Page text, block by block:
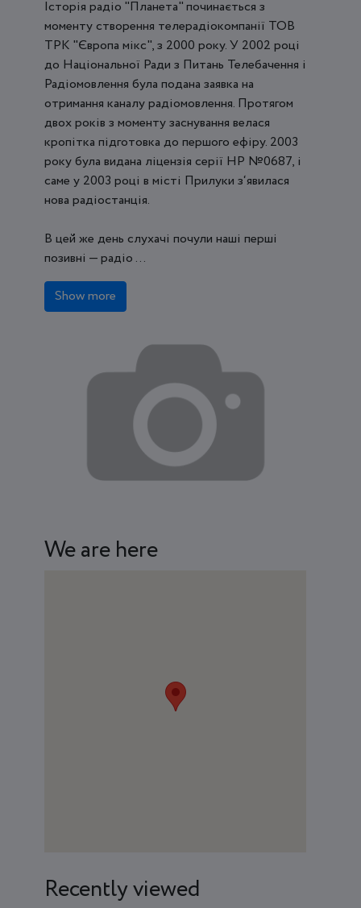
Історія радіо "Планета" починається з
моменту створення телерадіокомпанії ТОВ
ТРК "Європа мікс", з 2000 року. У 2002 році
до Національної Ради з Питань Телебачення і
Радіомовлення була подана заявка на
отримання каналу радіомовлення. Протягом
двох років з моменту заснування велася
кропітка підготовка до першого ефіру. 2003
року була видана ліцензія серії НР №0687, і
саме у 2003 році в місті Прилуки з‘явилася
нова радіостанція.
В цей же день слухачі почули наші перші
позивні — радіо ...
Show more
We are here
Recently viewed